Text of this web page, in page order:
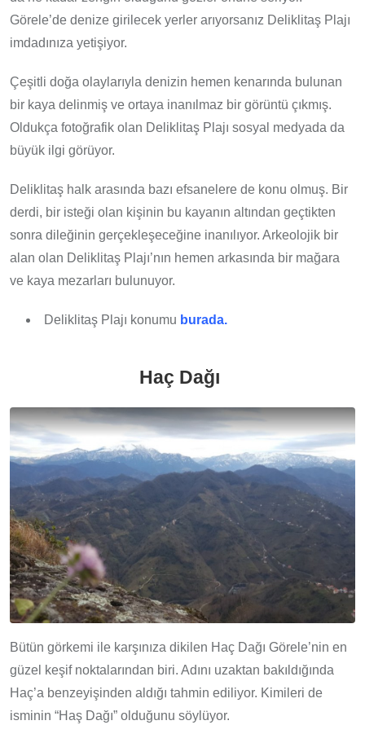
Görele’de denize girilecek yerler arıyorsanız Deliklitaş Plajı
imdadınıza yetişiyor.
Çeşitli doğa olaylarıyla denizin hemen kenarında bulunan
bir kaya delinmiş ve ortaya inanılmaz bir görüntü çıkmış.
Oldukça fotoğrafik olan Deliklitaş Plajı sosyal medyada da
büyük ilgi görüyor.
Deliklitaş halk arasında bazı efsanelere de konu olmuş. Bir
derdi, bir isteği olan kişinin bu kayanın altından geçtikten
sonra dileğinin gerçekleşeceğine inanılıyor. Arkeolojik bir
alan olan Deliklitaş Plajı’nın hemen arkasında bir mağara
ve kaya mezarları bulunuyor.
Deliklitaş Plajı konumu burada.
Haç Dağı
Bütün görkemi ile karşınıza dikilen Haç Dağı Görele’nin en
güzel keşif noktalarından biri. Adını uzaktan bakıldığında
Haç’a benzeyişinden aldığı tahmin ediliyor. Kimileri de
isminin “Haş Dağı” olduğunu söylüyor.